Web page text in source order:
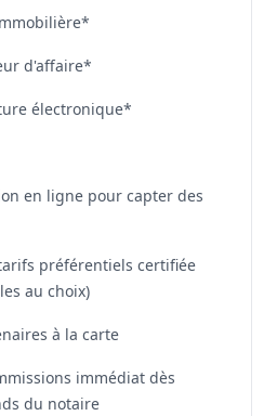
d'affaire*
électronique*
en ligne pour capter des
préférentiels certifiée
au choix)
à la carte
immédiat dès
du notaire